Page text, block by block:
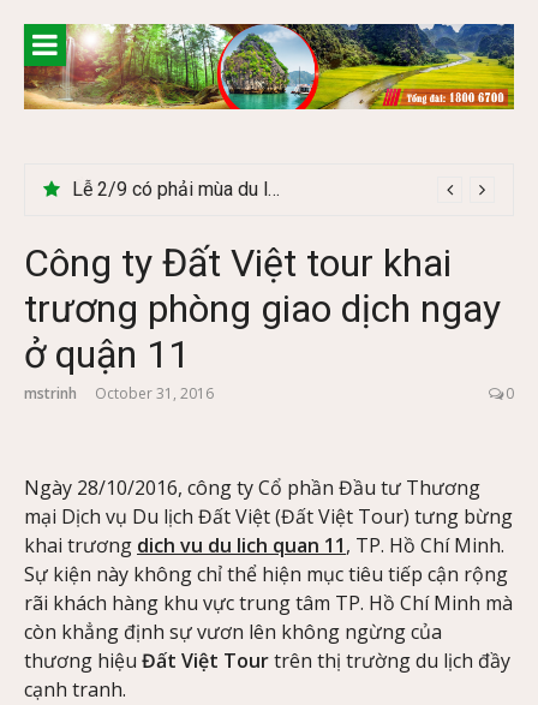
content
Lễ 2/9 có phải mùa du lịch Hà Giang đẹp không?
Công ty Đất Việt tour khai
trương phòng giao dịch ngay
ở quận 11
mstrinh October 31, 2016 0
Ngày 28/10/2016, công ty Cổ phần Đầu tư Thương
mại Dịch vụ Du lịch Đất Việt (Đất Việt Tour) tưng bừng
khai trương dich vu du lich quan 11, TP. Hồ Chí Minh.
Sự kiện này không chỉ thể hiện mục tiêu tiếp cận rộng
rãi khách hàng khu vực trung tâm TP. Hồ Chí Minh mà
còn khẳng định sự vươn lên không ngừng của
thương hiệu Đất Việt Tourtrên thị trường du lịch đầy
cạnh tranh.